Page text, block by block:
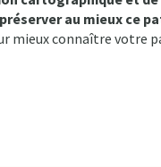
au mieux ce
mieux connaître votre